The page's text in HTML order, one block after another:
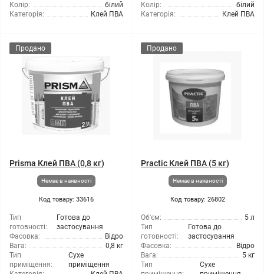
Колір:
білий
Категорія:
Клей ПВА
Колір:
білий
Категорія:
Клей ПВА
Продано
Prisma Клей ПВА (0,8 кг)
Немає в наявності
Код товару: 33616
Тип
готовності:
Готова до
застосування
Фасовка:
Відро
Вага:
0,8 кг
Тип
приміщення:
Сухе
приміщення
Продано
Practic Клей ПВА (5 кг)
Немає в наявності
Код товару: 26802
Об'єм:
5 л
Тип
готовності:
Готова до
застосування
Фасовка:
Відро
Вага:
5 кг
Тип
Сухе